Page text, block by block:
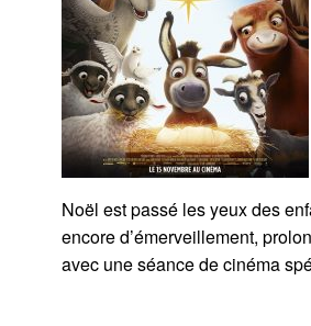
Noël est passé les yeux des
encore d’émerveillement,
avec une séance de cinéma